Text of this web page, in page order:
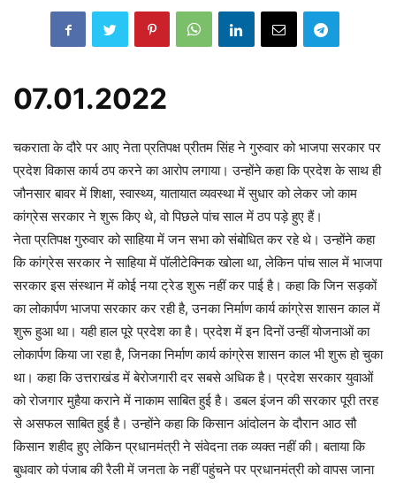
07.01.2022
चकराता के दौरे पर आए नेता प्रतिपक्ष प्रीतम सिंह ने गुरुवार को भाजपा सरकार पर
प्रदेश विकास कार्य ठप करने का आरोप लगाया। उन्होंने कहा कि प्रदेश के साथ ही
जौनसार बावर में शिक्षा, स्वास्थ्य, यातायात व्यवस्था में सुधार को लेकर जो काम
कांग्रेस सरकार ने शुरू किए थे, वो पिछले पांच साल में ठप पड़े हुए हैं।
नेता प्रतिपक्ष गुरुवार को साहिया में जन सभा को संबोधित कर रहे थे। उन्होंने कहा
कि कांग्रेस सरकार ने साहिया में पॉलीटेक्निक खोला था, लेकिन पांच साल में भाजपा
सरकार इस संस्थान में कोई नया ट्रेड शुरू नहीं कर पाई है। कहा कि जिन सड़कों
का लोकार्पण भाजपा सरकार कर रही है, उनका निर्माण कार्य कांग्रेस शासन काल में
शुरू हुआ था। यही हाल पूरे प्रदेश का है। प्रदेश में इन दिनों उन्हीं योजनाओं का
लोकार्पण किया जा रहा है, जिनका निर्माण कार्य कांग्रेस शासन काल भी शुरू हो चुका
था। कहा कि उत्तराखंड में बेरोजगारी दर सबसे अधिक है। प्रदेश सरकार युवाओं
को रोजगार मुहैया कराने में नाकाम साबित हुई है। डबल इंजन की सरकार पूरी तरह
से असफल साबित हुई है। उन्होंने कहा कि किसान आंदोलन के दौरान आठ सौ
किसान शहीद हुए लेकिन प्रधानमंत्री ने संवेदना तक व्यक्त नहीं की। बताया कि
बुधवार को पंजाब की रैली में जनता के नहीं पहुंचने पर प्रधानमंत्री को वापस जाना